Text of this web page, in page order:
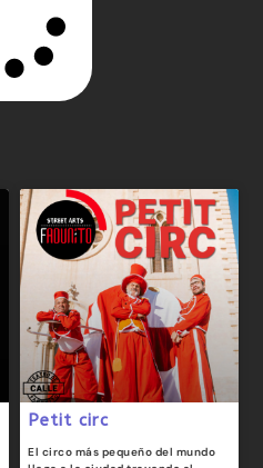
Petit circ
El circo más pequeño del mundo